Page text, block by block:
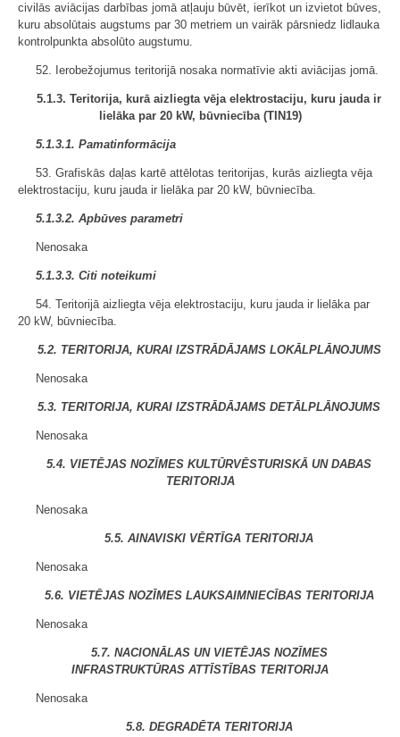
civilās aviācijas darbības jomā atļauju būvēt, ierīkot un izvietot būves,
kuru absolūtais augstums par 30 metriem un vairāk pārsniedz lidlauka
kontrolpunkta absolūto augstumu.
52. Ierobežojumus teritorijā nosaka normatīvie akti aviācijas jomā.
5.1.3. Teritorija, kurā aizliegta vēja elektrostaciju, kuru jauda ir
lielāka par 20 kW, būvniecība (TIN19)
5.1.3.1. Pamatinformācija
53. Grafiskās daļas kartē attēlotas teritorijas, kurās aizliegta vēja
elektrostaciju, kuru jauda ir lielāka par 20 kW, būvniecība.
5.1.3.2. Apbūves parametri
Nenosaka
5.1.3.3. Citi noteikumi
54. Teritorijā aizliegta vēja elektrostaciju, kuru jauda ir lielāka par
20 kW, būvniecība.
5.2. TERITORIJA, KURAI IZSTRĀDĀJAMS LOKĀLPLĀNOJUMS
Nenosaka
5.3. TERITORIJA, KURAI IZSTRĀDĀJAMS DETĀLPLĀNOJUMS
Nenosaka
5.4. VIETĒJAS NOZĪMES KULTŪRVĒSTURISKĀ UN DABAS
TERITORIJA
Nenosaka
5.5. AINAVISKI VĒRTĪGA TERITORIJA
Nenosaka
5.6. VIETĒJAS NOZĪMES LAUKSAIMNIECĪBAS TERITORIJA
Nenosaka
5.7. NACIONĀLAS UN VIETĒJAS NOZĪMES
INFRASTRUKTŪRAS ATTĪSTĪBAS TERITORIJA
Nenosaka
5.8. DEGRADĒTA TERITORIJA